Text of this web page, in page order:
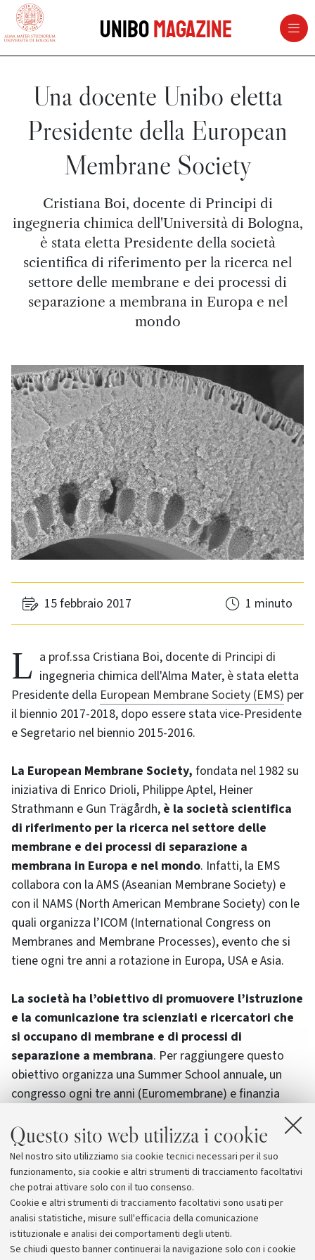
Questo sito web utilizza i cookie
Nel nostro sito utilizziamo sia cookie tecnici necessari per il suo
funzionamento, sia cookie e altri strumenti di tracciamento facoltativi
che potrai attivare solo con il tuo consenso.
Cookie e altri strumenti di tracciamento facoltativi sono usati per
analisi statistiche, misure sull'efficacia della comunicazione
istituzionale e analisi dei comportamenti degli utenti.
Se chiudi questo banner continuerai la navigazione solo con i cookie
vai al contenuto della pagina
UniboMagazine
Una docente Unibo eletta
Presidente della European
Membrane Society
Cristiana Boi, docente di Principi di
ingegneria chimica dell'Università di Bologna,
è stata eletta Presidente della società
scientifica di riferimento per la ricerca nel
settore delle membrane e dei processi di
separazione a membrana in Europa e nel
mondo
15 febbraio 2017 1 minuto
La prof.ssa Cristiana Boi, docente di Principi di ingegneria chimica dell'Alma Mater, è stata eletta
Presidente della European Membrane Society (EMS) per
il biennio 2017-2018, dopo essere stata vice-Presidente
e Segretario nel biennio 2015-2016.
La European Membrane Society, fondata nel 1982 su
iniziativa di Enrico Drioli, Philippe Aptel, Heiner
Strathmann e Gun Trägårdh, è la società scientifica
di riferimento per la ricerca nel settore delle
membrane e dei processi di separazione a
membrana in Europa e nel mondo. Infatti, la EMS
collabora con la AMS (Aseanian Membrane Society) e
con il NAMS (North American Membrane Society) con le
quali organizza l’ICOM (International Congress on
Membranes and Membrane Processes), evento che si
tiene ogni tre anni a rotazione in Europa, USA e Asia.
La società ha l’obiettivo di promuovere l’istruzione
e la comunicazione tra scienziati e ricercatori che
si occupano di membrane e di processi di
separazione a membrana. Per raggiungere questo
obiettivo organizza una Summer School annuale, un
congresso ogni tre anni (Euromembrane) e finanzia
giovani ricercatori e studenti di dottorato con premi
che consentono la partecipazione a tali eventi.
Attualmente la EMS ha 401 iscritti provenienti da più di
40 paesi, di questi oltre la metà sono studenti di
dottorato di ricerca.